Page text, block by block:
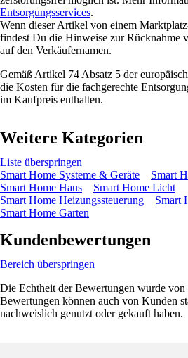
Entsorgungsservices.
Wenn dieser Artikel von einem
findest Du die Hinweise zur Rücknahme
auf den Verkäufernamen.
Gemäß Artikel 74 Absatz 5 der
die Kosten für die fachgerechte
im Kaufpreis enthalten.
Weitere Kategorien
Liste überspringen
Smart Home Systeme & Geräte
Smart
Smart Home Haus
Smart Home Licht
Smart Home Heizungssteuerung
Smart
Smart Home Garten
Kundenbewertungen
Bereich überspringen
Die Echtheit der Bewertungen wurde von
Bewertungen können auch von Kunden
nachweislich genutzt oder gekauft haben.